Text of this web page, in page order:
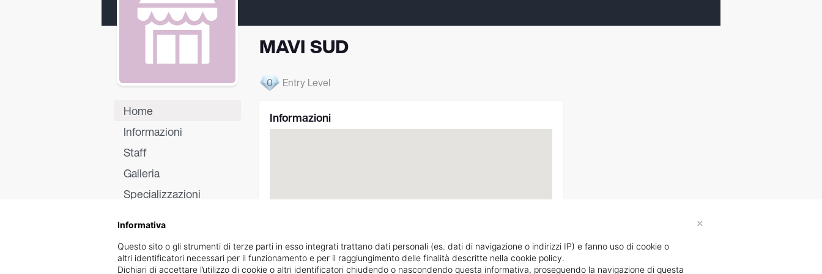
Home
Informazioni
Staff
Galleria
Specializzazioni
MAVI SUD
0 Entry Level
Informazioni
1, v. Industria Indicazioni stradali
Informativa
Questo sito o gli strumenti di terze parti in esso integrati trattano dati personali (es. dati di navigazione o indirizzi IP) e fanno uso di cookie o
altri identificatori necessari per il funzionamento e per il raggiungimento delle finalità descritte nella cookie policy.
Dichiari di accettare l’utilizzo di cookie o altri identificatori chiudendo o nascondendo questa informativa, proseguendo la navigazione di questa
×